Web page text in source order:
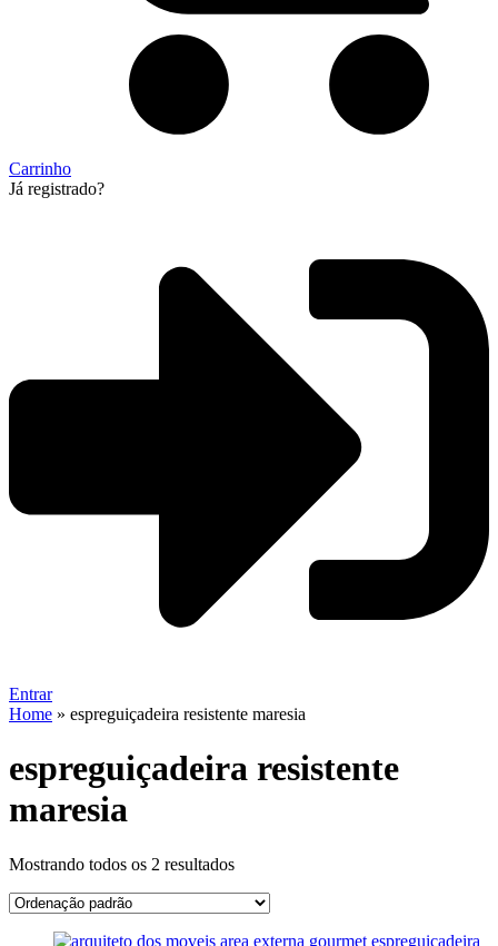
Carrinho
Já registrado?
Entrar
Home » espreguiçadeira resistente maresia
espreguiçadeira resistente
maresia
Mostrando todos os 2 resultados